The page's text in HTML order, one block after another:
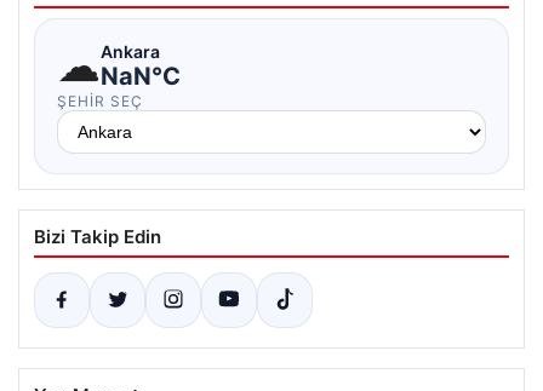
☁Ankara
NaN°C
ŞEHIR SEÇ
Bizi Takip Edin